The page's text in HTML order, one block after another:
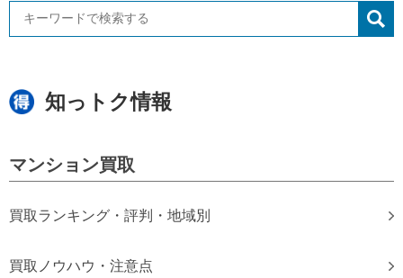
知っトク情報
マンション買取
買取ランキング・評判・地域別
買取ノウハウ・注意点